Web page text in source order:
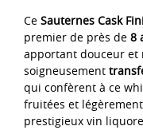
Ce Sauternes Cask
premier de près de 8
apportant douceur et
soigneusement
qui confèrent à ce
fruitées et
prestigieux vin